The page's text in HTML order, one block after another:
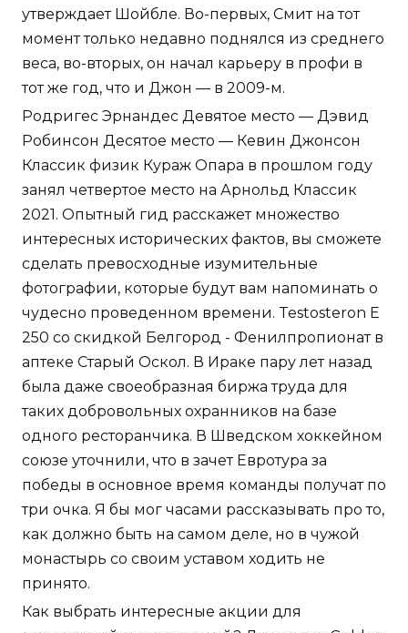
утверждает Шойбле. Во-первых, Смит на тот
момент только недавно поднялся из среднего
веса, во-вторых, он начал карьеру в профи в
тот же год, что и Джон — в 2009-м.
Родригес Эрнандес Девятое место — Дэвид
Робинсон Десятое место — Кевин Джонсон
Классик физик Кураж Опара в прошлом году
занял четвертое место на Арнольд Классик
2021. Опытный гид расскажет множество
интересных исторических фактов, вы сможете
сделать превосходные изумительные
фотографии, которые будут вам напоминать о
чудесно проведенном времени. Testosteron E
250 со скидкой Белгород - Фенилпропионат в
аптеке Старый Оскол. В Ираке пару лет назад
была даже своеобразная биржа труда для
таких добровольных охранников на базе
одного ресторанчика. В Шведском хоккейном
союзе уточнили, что в зачет Евротура за
победы в основное время команды получат по
три очка. Я бы мог часами рассказывать про то,
как должно быть на самом деле, но в чужой
монастырь со своим уставом ходить не
принято.
Как выбрать интересные акции для